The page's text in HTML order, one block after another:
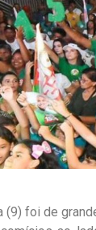
foi de